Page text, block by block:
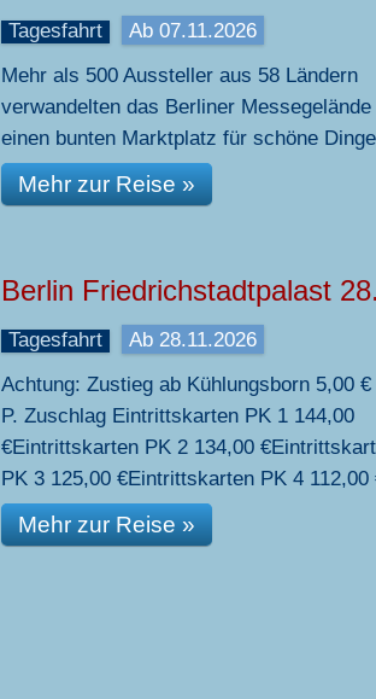
Tagesfahrt
Ab 07.11.2026
Mehr als 500 Aussteller aus 58 Ländern
verwandelten das Berliner Messegelände
einen bunten Marktplatz für schöne
Mehr zur Reise »
Berlin Friedrichstadtpalast
Tagesfahrt
Ab 28.11.2026
Achtung: Zustieg ab Kühlungsborn 5,00 €
P. Zuschlag Eintrittskarten PK 1 144,00
€Eintrittskarten PK 2 134,00
PK 3 125,00 €Eintrittskarten PK 4 112,00
Mehr zur Reise »